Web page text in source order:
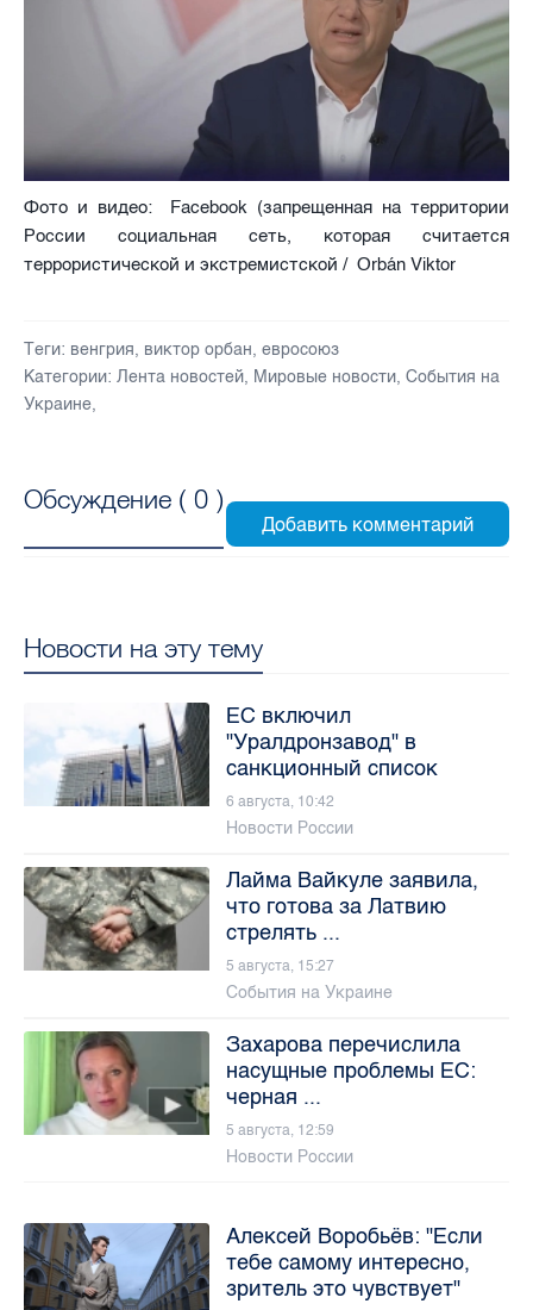
Фото и видео: Facebook (запрещенная на территории
России социальная сеть, которая считается
террористической и экстремистской / Orbán Viktor
Теги: венгрия, виктор орбан, евросоюз
Категории: Лента новостей, Мировые новости, События на
Украине,
Обсуждение ( 0 )
Новости на эту тему
ЕС включил
"Уралдронзавод" в
санкционный список
6 августа, 10:42
Новости России
Лайма Вайкуле заявила,
что готова за Латвию
стрелять ...
5 августа, 15:27
События на Украине
Захарова перечислила
насущные проблемы ЕС:
черная ...
5 августа, 12:59
Новости России
Алексей Воробьёв: "Если
тебе самому интересно,
зритель это чувствует"